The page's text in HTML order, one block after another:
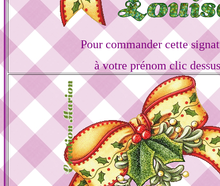
Pour commander cette
à votre prénom clic dessus